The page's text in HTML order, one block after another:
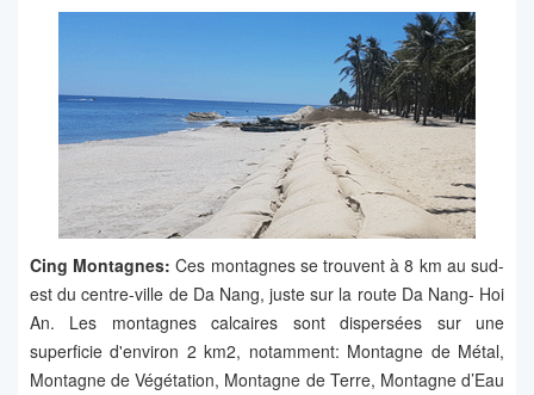
Cing Montagnes: Ces montagnes se trouvent à 8 km au sud-
est du centre-ville de Da Nang, juste sur la route Da Nang- Hoi
An. Les montagnes calcaires sont dispersées sur une
superficie d'environ 2 km2, notamment: Montagne de Métal,
Montagne de Végétation, Montagne de Terre, Montagne d’Eau